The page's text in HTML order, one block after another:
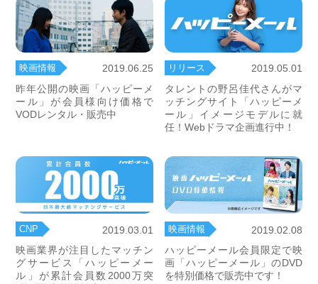
映画情報
2019.06.25
昨年公開の映画「ハッピーメ
ール」が会員様向け価格で
VODレンタル・販売中
リリース
2019.05.01
タレントの野呂佳代さんがマ
ッチングサイト「ハッピーメ
ール」イメージモデルに就
任！Webドラマ企画進行中！
CNP
2019.03.01
映画業界が注目したマッチン
グサービス「ハッピーメー
ル」が累計会員数2000万突
映画情報
2019.02.08
ハッピーメール会員限定で映
画「ハッピーメール」のDVD
を特別価格で販売中です！